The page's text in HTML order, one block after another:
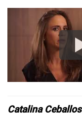
Catalina